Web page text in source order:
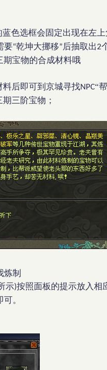
蓝色选框会固定出现在左
要“乾坤大挪移”后抽取出2
期宝物的合成材料哦
后即可到京城寻找NPC“
三阶宝物；
炼制
示)按照面板的提示放入相
。